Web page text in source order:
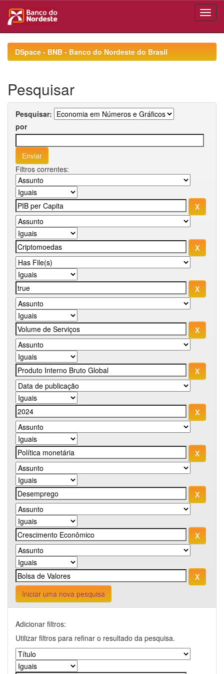
navigationDSpace - BNB - Banco do Nordeste do Brasil
Pesquisar
Pesquisar:
por
Filtros correntes:
Iniciar uma nova pesquisa
Adicionar filtros:
Utilizar filtros para refinar o resultado da pesquisa.